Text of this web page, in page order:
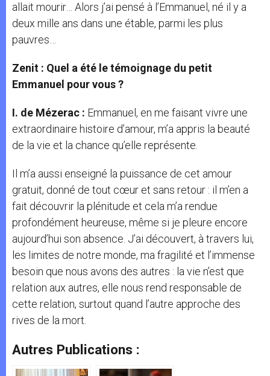
allait mourir… Alors j’ai pensé à l’Emmanuel, né il y a
deux mille ans dans une étable, parmi les plus
pauvres…
Zenit : Quel a été le témoignage du petit
Emmanuel pour vous ?
I. de Mézerac : Emmanuel, en me faisant vivre une
extraordinaire histoire d’amour, m’a appris la beauté
de la vie et la chance qu’elle représente.
Il m’a aussi enseigné la puissance de cet amour
gratuit, donné de tout cœur et sans retour : il m’en a
fait découvrir la plénitude et cela m’a rendue
profondément heureuse, même si je pleure encore
aujourd’hui son absence. J’ai découvert, à travers lui,
les limites de notre monde, ma fragilité et l’immense
besoin que nous avons des autres : la vie n’est que
relation aux autres, elle nous rend responsable de
cette relation, surtout quand l’autre approche des
rives de la mort.
Autres Publications :